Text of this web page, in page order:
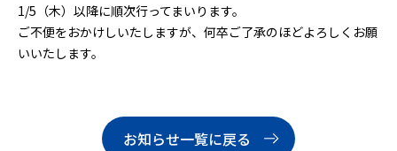
1/5（木）以降に順次行ってまいります。
ご不便をおかけしいたしますが、何卒ご了承のほどよろしくお願
いいたします。
お知らせ一覧に戻る